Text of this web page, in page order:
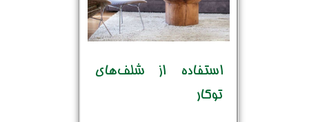
استفاده از شلف‌های
توکار